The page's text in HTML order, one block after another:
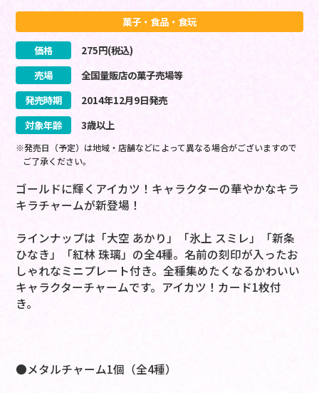
菓子・食品・食玩
価格 275円(税込)
売場
全国量販店の菓子売場等
発売時期
2014年12月9日発売
対象年齢
3歳以上
※発売日（予定）は地域・店舗などによって異なる場合がございますので
ご了承ください。
ゴールドに輝くアイカツ！キャラクターの華やかなキラ
キラチャームが新登場！
ラインナップは「大空 あかり」「氷上 スミレ」「新条
ひなき」「紅林 珠璃」の全4種。名前の刻印が入ったお
しゃれなミニプレート付き。全種集めたくなるかわいい
キャラクターチャームです。アイカツ！カード1枚付
き。
●メタルチャーム1個（全4種）